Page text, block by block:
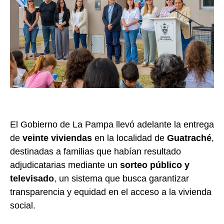
El Gobierno de La Pampa llevó adelante la entrega
de veinte viviendas en la localidad de Guatraché,
destinadas a familias que habían resultado
adjudicatarias mediante un sorteo público y
televisado, un sistema que busca garantizar
transparencia y equidad en el acceso a la vivienda
social.